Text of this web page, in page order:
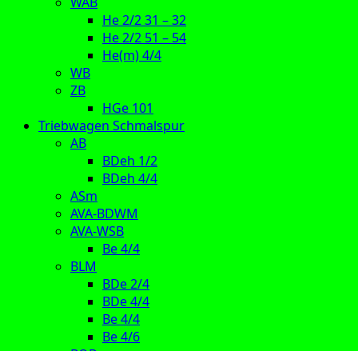
He 2/2 31 – 32
He 2/2 51 – 54
He(m) 4/4
WB
ZB
HGe 101
Triebwagen Schmalspur
AB
BDeh 1/2
BDeh 4/4
ASm
AVA-BDWM
AVA-WSB
Be 4/4
BLM
BDe 2/4
BDe 4/4
Be 4/4
Be 4/6